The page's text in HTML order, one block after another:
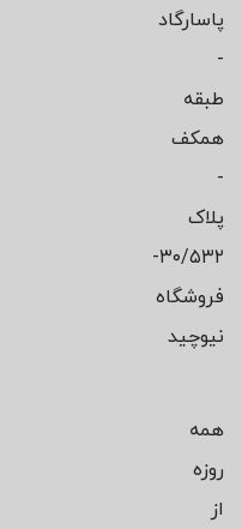
پاسارگاد
-
طبقه
همکف
-
پلاک
۳۰/۵۳۲-
فروشگاه
نیوچید
همه
روزه
از